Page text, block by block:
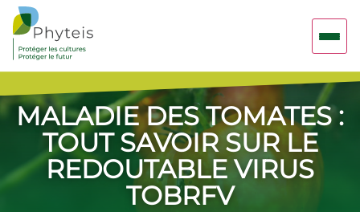
MALADIE DES TOMATES :
TOUT SAVOIR SUR LE
REDOUTABLE VIRUS
TOBRFV